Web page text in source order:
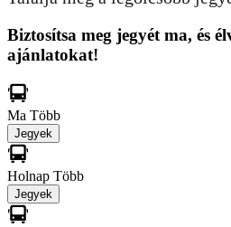
Biztosítsa meg jegyét ma, és
ajánlatokat!
Ma Több
Jegyek
Holnap Több
Jegyek